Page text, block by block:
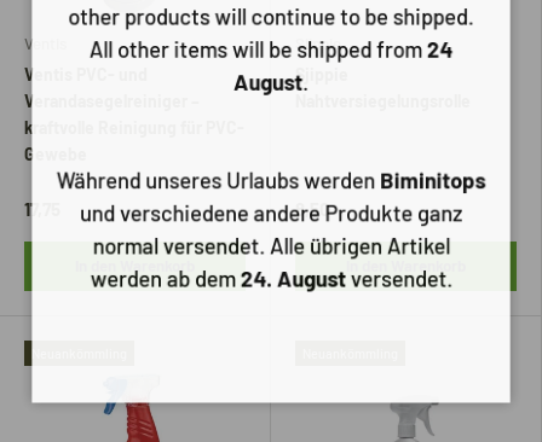
Ventis
Ventis PVC- und
Verandasegelreiniger –
kraftvolle Reinigung für PVC-
Gewebe
17,75
Sjippie
Sjippie
8,50
In den Warenkorb
other products will continue to be shipped.
All other items will be shipped from24
August.
Während unseres Urlaubs werdenBiminitops
und verschiedene andere Produkte ganz
normal versendet. Alle übrigen Artikel
werden ab dem24. August versendet.